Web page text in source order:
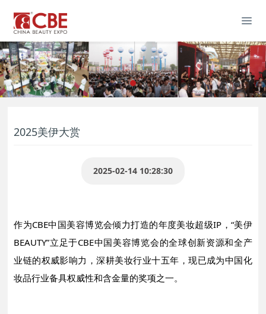
2025美伊大赏
2025-02-14 10:28:30
作为CBE中国美容博览会倾力打造的年度美妆超级IP，“美伊
BEAUTY”立足于CBE中国美容博览会的全球创新资源和全产
业链的权威影响力，深耕美妆行业十五年，现已成为中国化
妆品行业备具权威性和含金量的奖项之一。